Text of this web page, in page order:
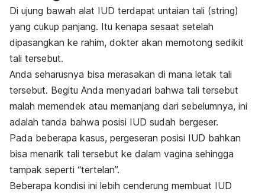
Di ujung bawah alat IUD terdapat untaian tali (string)
yang cukup panjang. Itu kenapa sesaat setelah
dipasangkan ke rahim, dokter akan memotong sedikit
tali tersebut.
Anda seharusnya bisa merasakan di mana letak tali
tersebut. Begitu Anda menyadari bahwa tali tersebut
malah memendek atau memanjang dari sebelumnya, ini
adalah tanda bahwa posisi IUD sudah bergeser.
Pada beberapa kasus, pergeseran posisi IUD bahkan
bisa menarik tali tersebut ke dalam vagina sehingga
tampak seperti “tertelan”.
Beberapa kondisi ini lebih cenderung membuat IUD